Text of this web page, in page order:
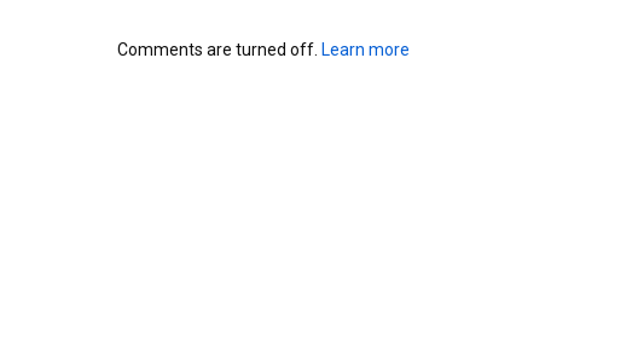
Comments are turned off. Learn more